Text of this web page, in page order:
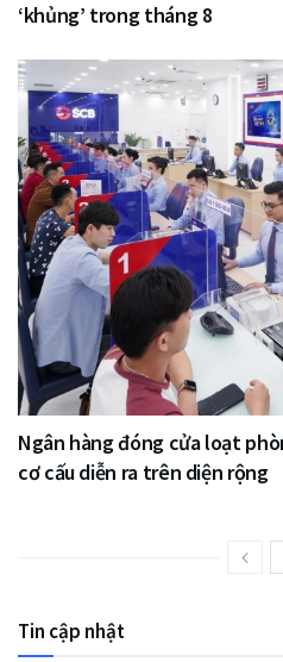
‘khủng’ trong tháng 8
Ngân hàng đóng cửa loạt
cơ cấu diễn ra trên diện rộng
Tin cập nhật